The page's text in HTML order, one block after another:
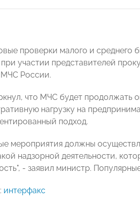
проверки малого и среднего
участии представителей
МЧС России.
что МЧС будет продолжать
нагрузку на
подход.
мероприятия должны
надзорной деятельности,
- заявил министр.
интерфакс